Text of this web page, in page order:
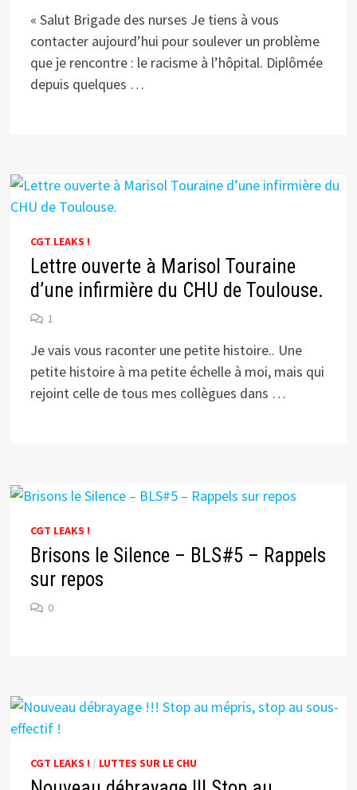
« Salut Brigade des nurses Je tiens à vous
contacter aujourd’hui pour soulever un problème
que je rencontre : le racisme à l’hôpital. Diplômée
depuis quelques …
CGT LEAKS !
Lettre ouverte à Marisol Touraine
d’une infirmière du CHU de Toulouse.
1
Je vais vous raconter une petite histoire.. Une
petite histoire à ma petite échelle à moi, mais qui
rejoint celle de tous mes collègues dans …
CGT LEAKS !
Brisons le Silence – BLS#5 – Rappels
sur repos
0
CGT LEAKS ! / LUTTES SUR LE CHU